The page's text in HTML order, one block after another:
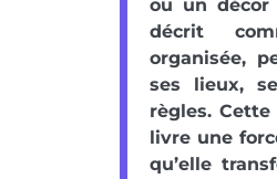
ou un
décrit
organisée,
ses lieux,
règles.
livre une
qu’elle